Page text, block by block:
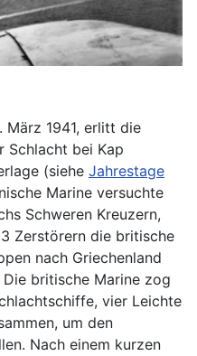
März 1941, erlitt die
Schlacht bei Kap
(siehe Jahrestage
Marine versuchte
Schweren Kreuzern,
Zerstörern die britische
nach Griechenland
britische Marine zog
vier Leichte
um den
Nach einem kurzen